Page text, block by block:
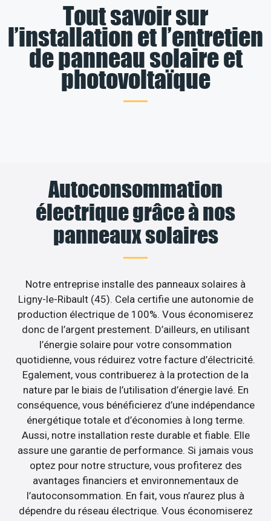
Tout savoir sur
l’installation et l’entretien
de panneau solaire et
photovoltaïque
Autoconsommation
électrique grâce à nos
panneaux solaires
Notre entreprise installe des panneaux solaires à
Ligny-le-Ribault (45). Cela certifie une autonomie de
production électrique de 100%. Vous économiserez
donc de l’argent prestement. D’ailleurs, en utilisant
l’énergie solaire pour votre consommation
quotidienne, vous réduirez votre facture d’électricité.
Egalement, vous contribuerez à la protection de la
nature par le biais de l’utilisation d’énergie lavé. En
conséquence, vous bénéficierez d’une indépendance
énergétique totale et d’économies à long terme.
Aussi, notre installation reste durable et fiable. Elle
assure une garantie de performance. Si jamais vous
optez pour notre structure, vous profiterez des
avantages financiers et environnementaux de
l’autoconsommation. En fait, vous n’aurez plus à
dépendre du réseau électrique. Vous économiserez